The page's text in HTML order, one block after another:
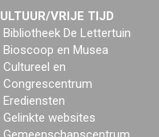
VRIJE TIJD
Bibliotheek De Lettertuin
Bioscoop en Musea
Cultureel en
Congrescentrum
Erediensten
Gelinkte websites